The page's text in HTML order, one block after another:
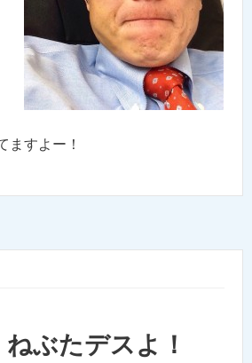
ますよー！
ぶたデスよ！